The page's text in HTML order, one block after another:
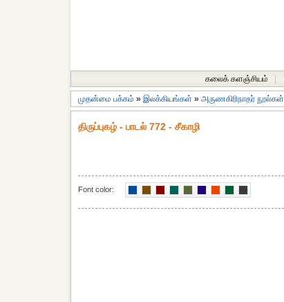
கலைக் களஞ்சியம்
முதன்மை பக்கம் » இலக்கியங்கள் » அருணகிரிநாதர் நூல்கள்
திருப்புகழ் - பாடல் 772 - சீகாழி
Font color: